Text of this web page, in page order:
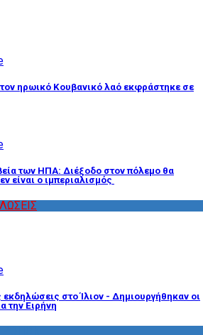
ηρωικό Κουβανικό λαό εκφράστηκε σε
των ΗΠΑ: Διέξοδο στον πόλεμο θα
είναι ο ιμπεριαλισμός
εκδηλώσεις στο Ίλιον - Δημιουργήθηκαν οι
την Ειρήνη